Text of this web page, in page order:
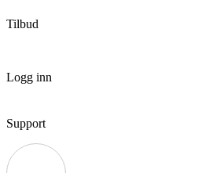
Tilbud
Logg inn
Support